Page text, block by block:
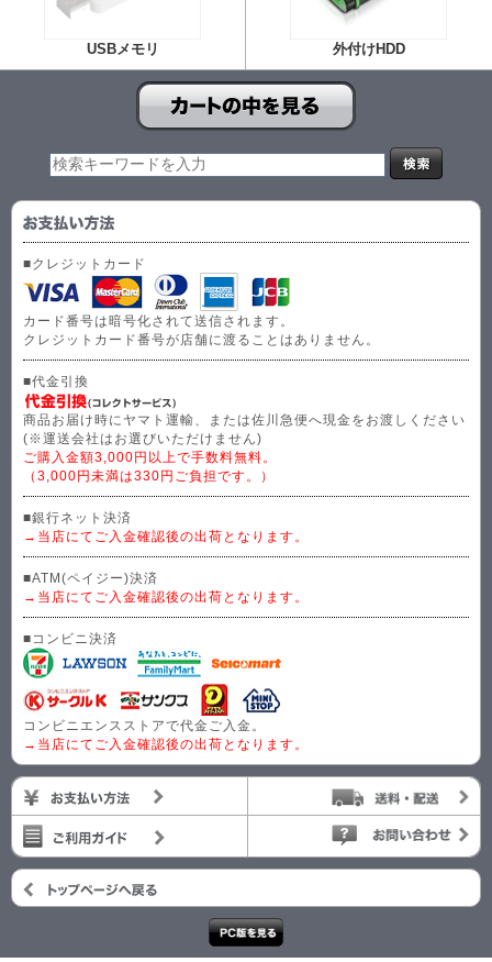
USBメモリ 外付けHDD
■クレジットカード
カード番号は暗号化されて送信されます。
クレジットカード番号が店舗に渡ることはありません。
■代金引換
商品お届け時にヤマト運輸、または佐川急便へ現金をお渡しください
(※運送会社はお選びいただけません)
ご購入金額3,000円以上で手数料無料。
（3,000円未満は330円ご負担です。）
■銀行ネット決済
→当店にてご入金確認後の出荷となります。
■ATM(ペイジー)決済
→当店にてご入金確認後の出荷となります。
■コンビニ決済
コンビニエンスストアで代金ご入金。
→当店にてご入金確認後の出荷となります。